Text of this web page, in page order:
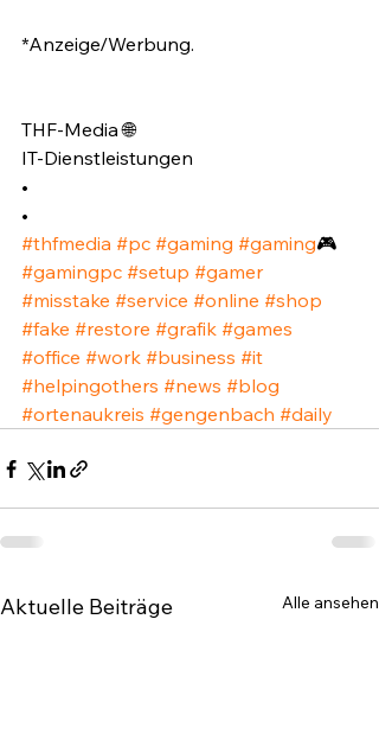
*Anzeige/Werbung.⁣
THF-Media 🌐⁣
IT-Dienstleistungen⁣
•⁣
•⁣
#thfmedia #pc #gaming #gaming🎮
#gamingpc #setup #gamer
#misstake #service #online #shop
#fake #restore #grafik #games
#office #work #business #it
#helpingothers #news #blog
#ortenaukreis #gengenbach #daily
Aktuelle Beiträge Alle ansehen